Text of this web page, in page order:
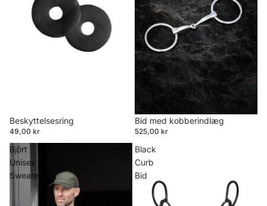
Beskyttelsesring
49,00 kr
Bid med kobberindlæg
525,00 kr
Björt
Unisex
Sweater
Black
Curb
Bid